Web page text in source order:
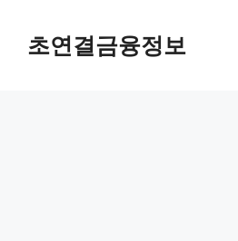
초연결금융정보